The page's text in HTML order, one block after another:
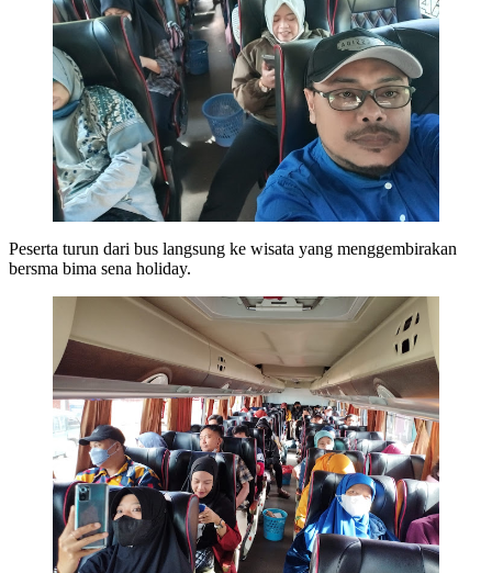
Peserta turun dari bus langsung ke wisata yang menggembirakan
bersma bima sena holiday.